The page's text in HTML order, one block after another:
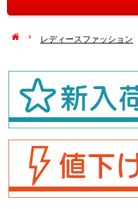
レディースファッション